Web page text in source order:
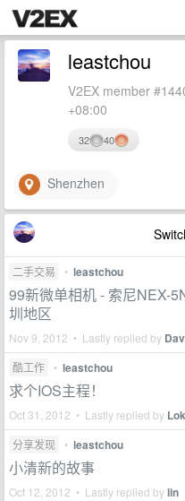
leastchou
V2EX member
+08:00
32 40
Shenzhen
二手交易 • leastchou
99新微单相机 - 索尼NEX-
圳地区
Nov 9, 2012 • Lastly replied by
酷工作 • leastchou
求个IOS主程！
Oct 31, 2012 • Lastly replied by
分享发现 • leastchou
小清新的故事
Oct 12, 2012 • Lastly replied bylin